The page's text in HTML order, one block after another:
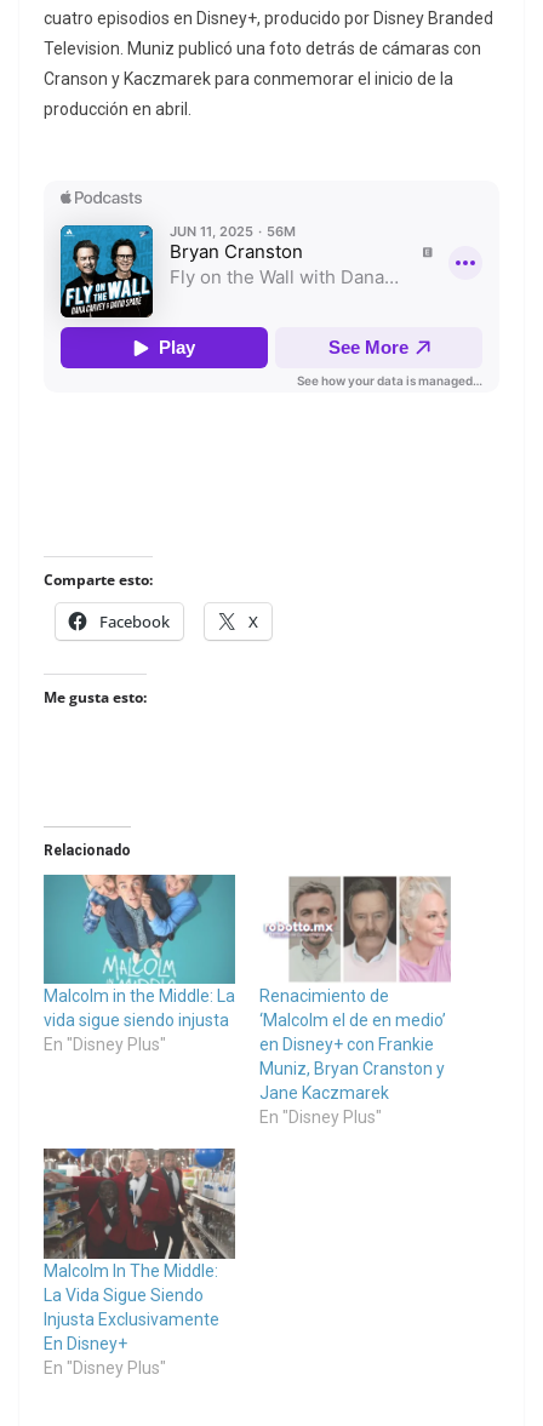
cuatro episodios en Disney+, producido por Disney Branded
Television. Muniz publicó una foto detrás de cámaras con
Cranson y Kaczmarek para conmemorar el inicio de la
producción en abril.
Comparte esto:
Facebook X
Me gusta esto:
Relacionado
Malcolm in the Middle: La
vida sigue siendo injusta
En "Disney Plus"
Renacimiento de
‘Malcolm el de en medio’
en Disney+ con Frankie
Muniz, Bryan Cranston y
Jane Kaczmarek
En "Disney Plus"
Malcolm In The Middle:
La Vida Sigue Siendo
Injusta Exclusivamente
En Disney+
En "Disney Plus"